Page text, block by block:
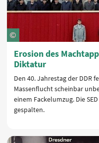
Erosion des
Diktatur
Den 40. Jahrestag der DDR
Massenflucht scheinbar
einem Fackelumzug. Die
gespalten.